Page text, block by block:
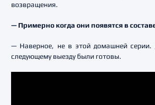
возвращения.
— Примерно когда они появятся в
— Наверное, не в этой домашней серии.
следующему выезду были готовы.